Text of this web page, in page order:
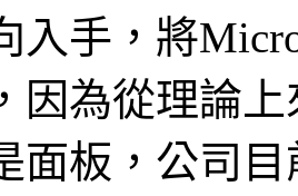
入手，將
因為從理論
面板，公司